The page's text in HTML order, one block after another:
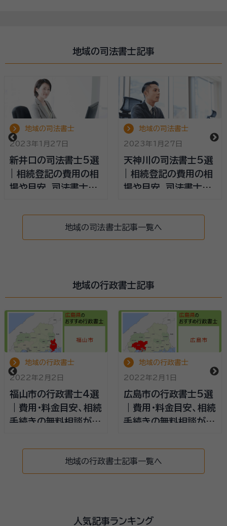
地域の司法書士記事
地域の司法書士
2023年1月27日
新井口の司法書士5選
| 相続登記の費用の相
場や目安、司法書士の
地域の司法書士
2023年1月27日
天神川の司法書士5選
| 相続登記の費用の相
場や目安、司法書士の
地域の司法書士記事一覧へ
地域の行政書士記事
地域の行政書士
2022年2月2日
福山市の行政書士4選
｜費用・料金目安、相続
手続きの無料相談がで
地域の行政書士
2022年2月1日
広島市の行政書士5選
｜費用・料金目安、相続
手続きの無料相談がで
地域の行政書士記事一覧へ
人気記事ランキング